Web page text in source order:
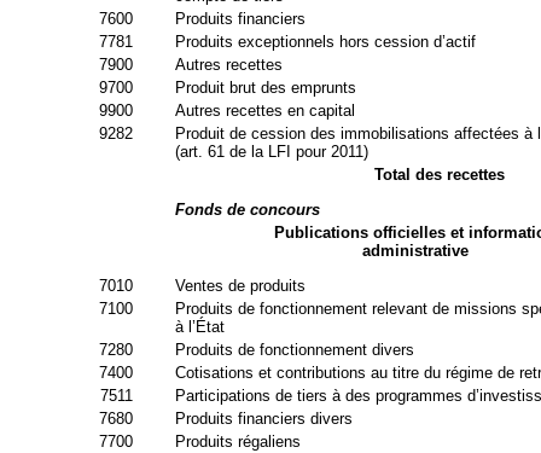
7600
Produits financiers
7781
Produits exceptionnels hors cession d’actif
7900
Autres recettes
9700
Produit brut des emprunts
9900
Autres recettes en capital
9282
Produit de cession des immobilisations affectées à
(art. 61 de la LFI pour 2011)
Total des recettes
Fonds de concours
Publications officielles et
administrative
7010
Ventes de produits
7100
Produits de fonctionnement relevant de missions
à l’État
7280
Produits de fonctionnement divers
7400
Cotisations et contributions au titre du régime de
7511
Participations de tiers à des programmes
7680
Produits financiers divers
7700
Produits régaliens